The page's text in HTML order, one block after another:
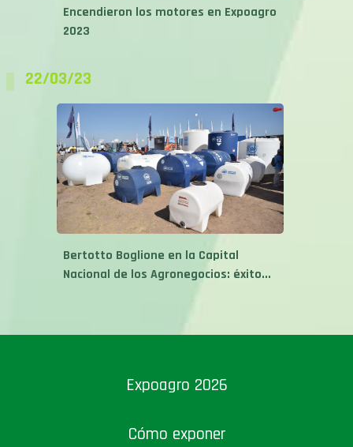
Encendieron los motores en Expoagro
2023
22/03/23
Bertotto Boglione en la Capital
Nacional de los Agronegocios: éxito...
Expoagro 2026
Cómo exponer